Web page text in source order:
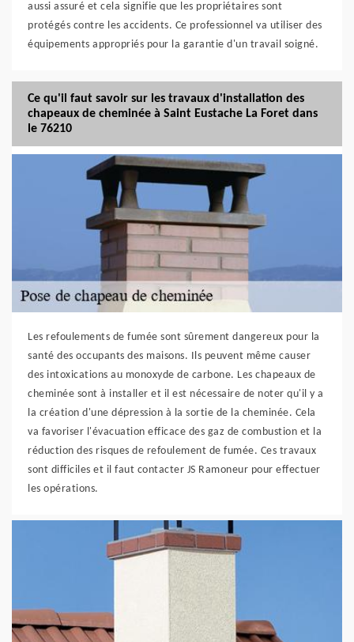
aussi assuré et cela signifie que les propriétaires sont
protégés contre les accidents. Ce professionnel va utiliser des
équipements appropriés pour la garantie d'un travail soigné.
Ce qu'il faut savoir sur les travaux d'installation des
chapeaux de cheminée à Saint Eustache La Foret dans
le 76210
Les refoulements de fumée sont sûrement dangereux pour la
santé des occupants des maisons. Ils peuvent même causer
des intoxications au monoxyde de carbone. Les chapeaux de
cheminée sont à installer et il est nécessaire de noter qu'il y a
la création d'une dépression à la sortie de la cheminée. Cela
va favoriser l'évacuation efficace des gaz de combustion et la
réduction des risques de refoulement de fumée. Ces travaux
sont difficiles et il faut contacter JS Ramoneur pour effectuer
les opérations.